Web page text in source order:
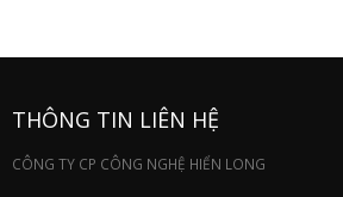
THÔNG TIN LIÊN HỆ
CÔNG TY CP CÔNG NGHỆ HIỂN LONG